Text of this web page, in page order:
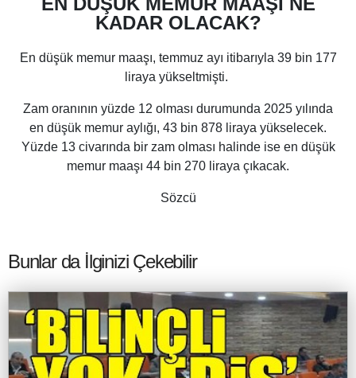
KADAR OLACAK?
En düşük memur maaşı, temmuz ayı itibarıyla 39 bin 177
liraya yükseltmişti.
Zam oranının yüzde 12 olması durumunda 2025 yılında
en düşük memur aylığı, 43 bin 878 liraya yükselecek.
Yüzde 13 civarında bir zam olması halinde ise en düşük
memur maaşı 44 bin 270 liraya çıkacak.
Sözcü
Bunlar da İlginizi Çekebilir